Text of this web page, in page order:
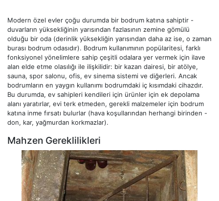
Modern özel evler çoğu durumda bir bodrum katına sahiptir -
duvarların yüksekliğinin yarısından fazlasının zemine gömülü
olduğu bir oda (derinlik yüksekliğin yarısından daha az ise, o zaman
burası bodrum odasıdır). Bodrum kullanımının popülaritesi, farklı
fonksiyonel yönelimlere sahip çeşitli odalara yer vermek için ilave
alan elde etme olasılığı ile ilişkilidir: bir kazan dairesi, bir atölye,
sauna, spor salonu, ofis, ev sinema sistemi ve diğerleri. Ancak
bodrumların en yaygın kullanımı bodrumdaki iç kısımdaki cihazdır.
Bu durumda, ev sahipleri kendileri için ürünler için ek depolama
alanı yaratırlar, evi terk etmeden, gerekli malzemeler için bodrum
katına inme fırsatı bulurlar (hava koşullarından herhangi birinden -
don, kar, yağmurdan korkmazlar).
Mahzen Gereklilikleri